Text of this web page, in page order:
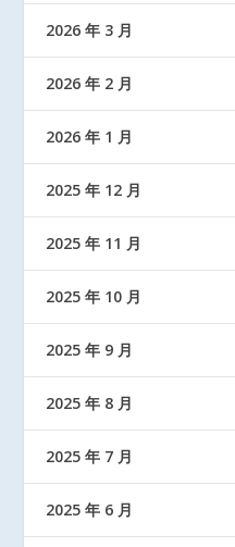
2026 年 3 月
2026 年 2 月
2026 年 1 月
2025 年 12 月
2025 年 11 月
2025 年 10 月
2025 年 9 月
2025 年 8 月
2025 年 7 月
2025 年 6 月